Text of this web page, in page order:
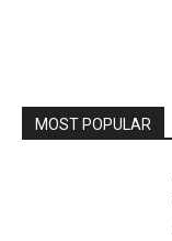
MOST POPULAR